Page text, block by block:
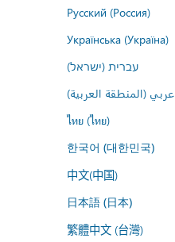
Русский (Россия)
Українська (Україна)
עברית (ישראל)
عربي (المنطقة العربية)
ไทย (ไทย)
한국어 (대한민국)
中文(中国)
日本語 (日本)
繁體中文 (台灣)